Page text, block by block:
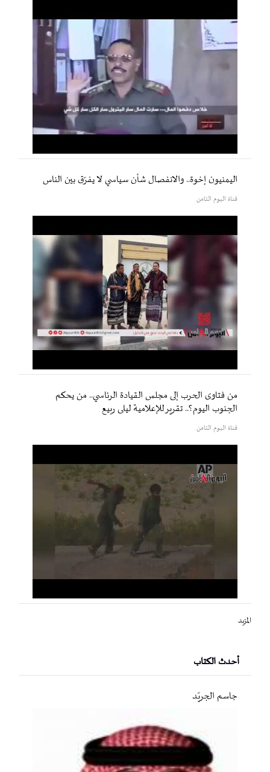
اليمنيون إخوة.. والانفصال شأن سياسي لا يفرّق بين الناس
قناة اليوم الثامن
من فتاوى الحرب إلى مجلس القيادة الرئاسي.. من يحكم
الجنوب اليوم؟.. تقرير للإعلامية ليلى ربيع
قناة اليوم الثامن
المزيد
أحدث الكتاب
جاسم الجريّد